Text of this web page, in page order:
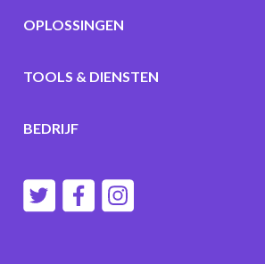
OPLOSSINGEN
TOOLS & DIENSTEN
BEDRIJF